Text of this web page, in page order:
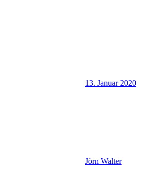
13. Januar 2020
Jörn Walter